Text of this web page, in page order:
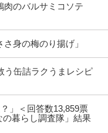
肉のバルサミコソテ
身の梅のり揚げ」
う缶詰ラクうまレシピ
」＜回答数13,859票
の暮らし調査隊」結果